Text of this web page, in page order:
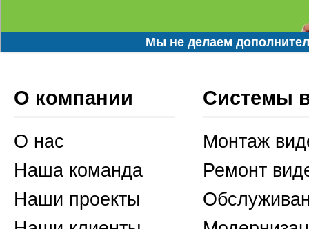
Мы не делаем
О компании
О нас
Наша команда
Наши проекты
Системы
Монтаж
Ремонт